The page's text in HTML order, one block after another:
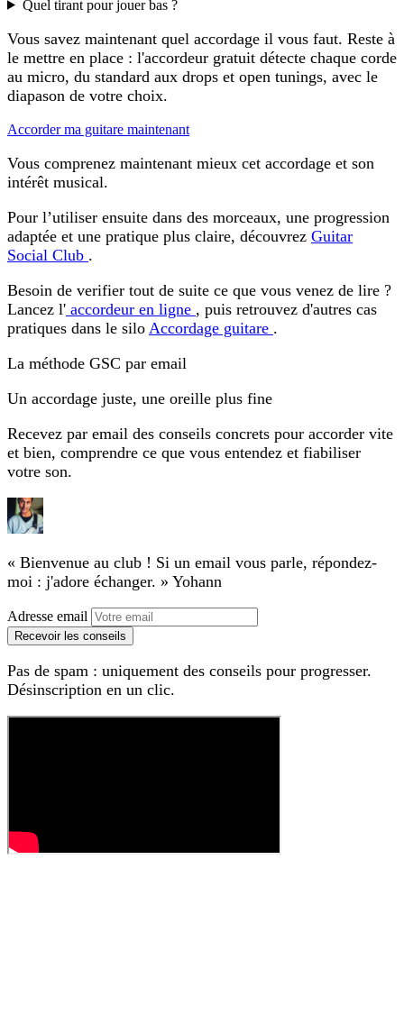
Quel tirant pour jouer bas ?
Vous savez maintenant quel accordage il vous faut. Reste à
le mettre en place : l'accordeur gratuit détecte chaque corde
au micro, du standard aux drops et open tunings, avec le
diapason de votre choix.
Accorder ma guitare maintenant
Vous comprenez maintenant mieux cet accordage et son
intérêt musical.
Pour l’utiliser ensuite dans des morceaux, une progression
adaptée et une pratique plus claire, découvrez Guitar
Social Club .
Besoin de verifier tout de suite ce que vous venez de lire ?
Lancez l' accordeur en ligne , puis retrouvez d'autres cas
pratiques dans le silo Accordage guitare .
La méthode GSC par email
Un accordage juste, une oreille plus fine
Recevez par email des conseils concrets pour accorder vite
et bien, comprendre ce que vous entendez et fiabiliser
votre son.
« Bienvenue au club ! Si un email vous parle, répondez-
moi : j'adore échanger. » Yohann
Adresse email
Recevoir les conseils
Pas de spam : uniquement des conseils pour progresser.
Désinscription en un clic.